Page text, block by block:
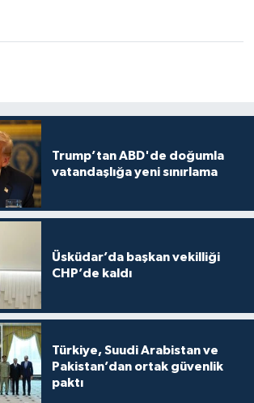
Trump’tan ABD'de doğumla
vatandaşlığa yeni sınırlama
Üsküdar’da başkan vekilliği
CHP’de kaldı
Türkiye, Suudi Arabistan ve
Pakistan’dan ortak güvenlik
paktı